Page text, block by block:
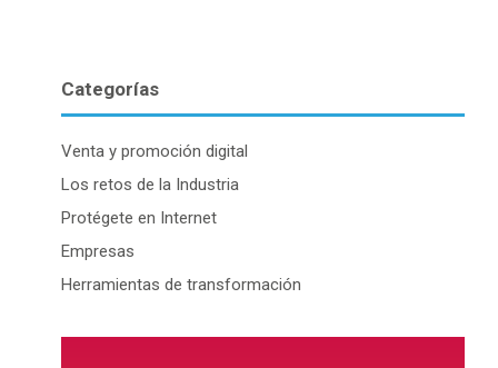
Categorías
Venta y promoción digital
Los retos de la Industria
Protégete en Internet
Empresas
Herramientas de transformación